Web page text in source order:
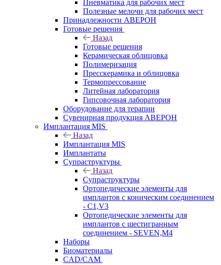
Пневматика для рабочих мест
Полезные мелочи для рабочих мест
Принадлежности АВЕРОН
Готовые решения
Назад
Готовые решения
Керамическая облицовка
Полимеризация
Пресскерамика и облицовка
Термопрессование
Литейная лаборатория
Гипсовочная лаборатория
Оборудование для терапии
Сувенирная продукция АВЕРОН
Имплантация MIS
Назад
Имплантация MIS
Имплантаты
Супраструктуры
Назад
Супраструктуры
Ортопедические элементы для
имплантов с коническим соединением
- C1,V3
Ортопедические элементы для
имплантов с шестигранным
соединением - SEVEN,M4
Наборы
Биоматериалы
CAD/CAM